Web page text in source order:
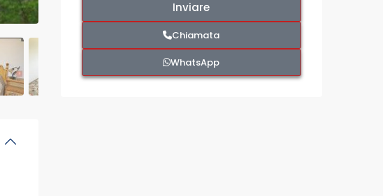
Chiamata
WhatsApp